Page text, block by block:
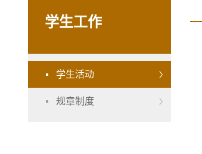
学生工作
学生活动
规章制度